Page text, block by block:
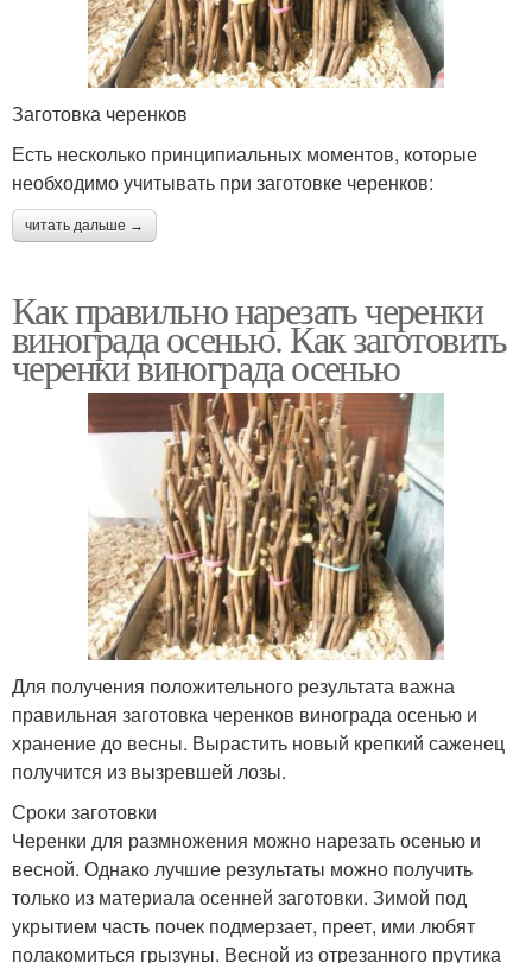
Заготовка черенков
Есть несколько принципиальных моментов, которые
необходимо учитывать при заготовке черенков:
читать дальше →
Как правильно нарезать черенки
винограда осенью. Как заготовить
черенки винограда осенью
Для получения положительного результата важна
правильная заготовка черенков винограда осенью и
хранение до весны. Вырастить новый крепкий саженец
получится из вызревшей лозы.
Сроки заготовки
Черенки для размножения можно нарезать осенью и
весной. Однако лучшие результаты можно получить
только из материала осенней заготовки. Зимой под
укрытием часть почек подмерзает, преет, ими любят
полакомиться грызуны. Весной из отрезанного прутика